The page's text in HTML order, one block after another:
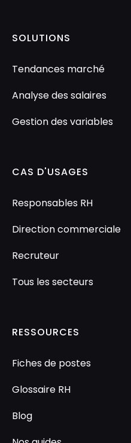
SOLUTIONS
Tendances marché
Analyse des salaires
Gestion des variables
CAS D'USAGES
Responsables RH
Direction commerciale
Recruteur
Tous les secteurs
RESSOURCES
Fiches de postes
Glossaire RH
Blog